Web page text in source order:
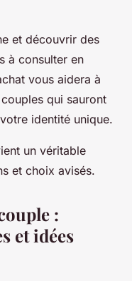
et découvrir des
à consulter en
vous aidera à
qui sauront
identité unique.
un véritable
et choix avisés.
:
et idées